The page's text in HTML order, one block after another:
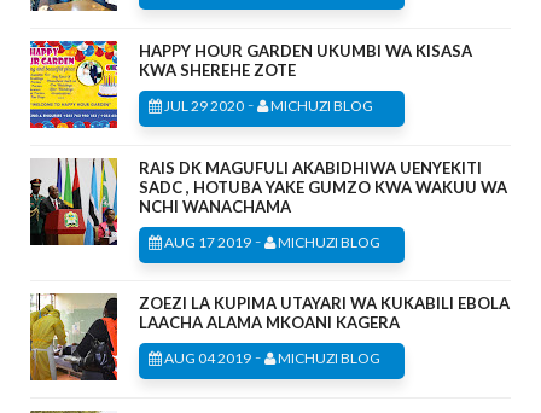
HAPPY HOUR GARDEN UKUMBI WA KISASA
KWA SHEREHE ZOTE
JUL 29 2020 - MICHUZI BLOG
RAIS DK MAGUFULI AKABIDHIWA UENYEKITI
SADC , HOTUBA YAKE GUMZO KWA WAKUU WA
NCHI WANACHAMA
AUG 17 2019 - MICHUZI BLOG
ZOEZI LA KUPIMA UTAYARI WA KUKABILI EBOLA
LAACHA ALAMA MKOANI KAGERA
AUG 04 2019 - MICHUZI BLOG